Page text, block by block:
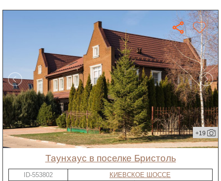
+19
таунхаус в поселке Бристоль
ID-553802
КИЕВСКОЕ ШОССЕ